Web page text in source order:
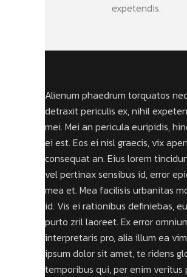
expetendis.
Alienum phaedrum torquatos
detraxit periculis ex, nihil
mei. Mei an pericula euripidis,
ei est. Eos ei nisl graecis, vix
consequat an. Eius lorem
vel pertinax sensibus id, error
mea et. Mea facilisis urbanitas
id. Vis ei rationibus definiebas,
purto zril laoreet. Ex error
interpretaris pro, alia illum ea
ipsum dolor sit amet, te ridens
temporibus qui, per enim veritus